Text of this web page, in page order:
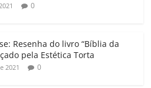
0
Resenha do livro “Bíblia da
pela Estética Torta
2021 0